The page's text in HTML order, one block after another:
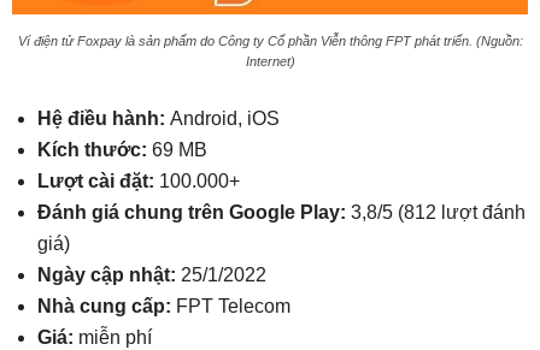
Ví điện tử Foxpay là sản phẩm do Công ty Cổ phần Viễn thông FPT phát triển. (Nguồn:
Internet)
Hệ điều hành: Android, iOS
Kích thước: 69 MB
Lượt cài đặt: 100.000+
Đánh giá chung trên Google Play: 3,8/5 (812 lượt đánh
giá)
Ngày cập nhật: 25/1/2022
Nhà cung cấp: FPT Telecom
Giá: miễn phí